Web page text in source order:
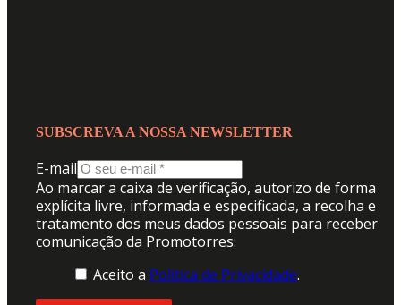
SUBSCREVA A NOSSA NEWSLETTER
E-mail
Ao marcar a caixa de verificação, autorizo de forma
explícita livre, informada e especificada, a recolha e
tratamento dos meus dados pessoais para receber
comunicação da Promotorres:
Aceito a Politica de Privacidade.